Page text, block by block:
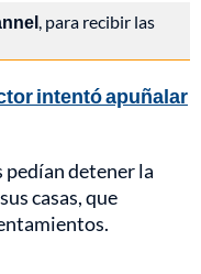
, para recibir las
intentó apuñalar
pedían detener la
casas, que